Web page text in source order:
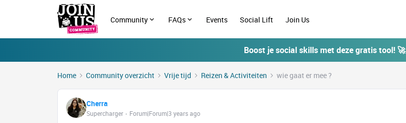
Community FAQs Events Social Lift Join Us
Boost je social skills met deze gratis tool! 🚀
Home Community overzicht Vrije tijd Reizen & Activiteiten wie gaat er mee ?
Cherra
Supercharger Forum|Forum|3 years ago